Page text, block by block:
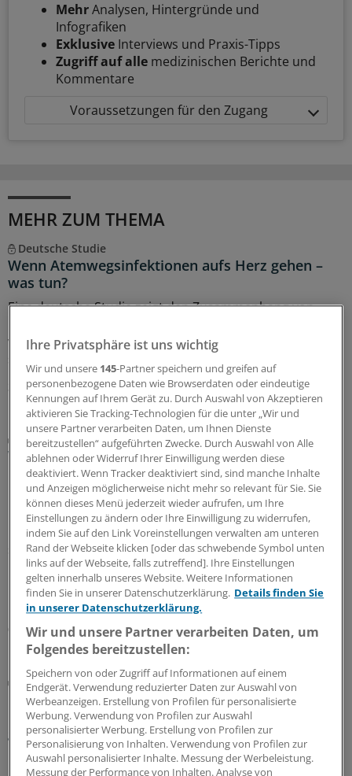
MehrAnalysen, Hintergründe und
Infografiken
Exklusive Interviews und Praxis-Tipps
Zugriff auf alle medizinischen Berichte und
Kommentare
Voraussetzungen für den Zugang
MEHR ZUM THEMA
Deutsche Studie
Wenn Atemwegsinfektionen aufs Herz gehen –
was tun?
Eine deutsche Studie zeigt den Zusammenhang von
vergangenen 14 Jahren. Welche Empfehlungen lassen
31.07.2026
Galenus-Kandidat 2026
Weniger Herzinsuffizienz-Ereignisse bei
HFpEF/HFmrEF
Herzinsuffizienz (HF) mit erhaltener (HFpEF) und mäßig
reduzierter (HFmrEF) Auswurfleistung tritt bei etwa der
Hälfte aller HF-Betroffenen auf. Unter dem nicht
steroidalen Mineralokortikoidrezeptor-Antagonisten
Finerenon trat in der Studie FINEARTS-HF der
kombinierte kardiovaskuläre Endpunkt seltener ein als
unter Placebo.
07.07.2026
Britische Studie
Herzinsuffizienz-Diagnostik: Sollte für adipöse
Menschen eine niedrigere NT-proBNP-Schwelle
gelten?
Patienten mit Adipositas weisen erniedrigte Spiegel des
Ihre Privatsphäre ist uns wichtig
Wir und unsere 145-Partner speichern und greifen auf
personenbezogene Daten wie Browserdaten oder eindeutige
Kennungen auf Ihrem Gerät zu. Durch Auswahl von Akzeptieren
aktivieren Sie Tracking-Technologien für die unter „Wir und
unsere Partner verarbeiten Daten, um Ihnen Dienste
bereitzustellen“ aufgeführten Zwecke. Durch Auswahl von Alle
ablehnen oder Widerruf Ihrer Einwilligung werden diese
deaktiviert. Wenn Tracker deaktiviert sind, sind manche Inhalte
und Anzeigen möglicherweise nicht mehr so relevant für Sie. Sie
können dieses Menü jederzeit wieder aufrufen, um Ihre
Einstellungen zu ändern oder Ihre Einwilligung zu widerrufen,
indem Sie auf den Link Voreinstellungen verwalten am unteren
Rand der Webseite klicken [oder das schwebende Symbol unten
links auf der Webseite, falls zutreffend]. Ihre Einstellungen
gelten innerhalb unseres Website. Weitere Informationen
finden Sie in unserer Datenschutzerklärung. Details finden Sie
in unserer Datenschutzerklärung.
Wir und unsere Partner verarbeiten Daten, um
Folgendes bereitzustellen:
Speichern von oder Zugriff auf Informationen auf einem
Endgerät. Verwendung reduzierter Daten zur Auswahl von
Werbeanzeigen. Erstellung von Profilen für personalisierte
Werbung. Verwendung von Profilen zur Auswahl
personalisierter Werbung. Erstellung von Profilen zur
Personalisierung von Inhalten. Verwendung von Profilen zur
Auswahl personalisierter Inhalte. Messung der Werbeleistung.
Messung der Performance von Inhalten. Analyse von